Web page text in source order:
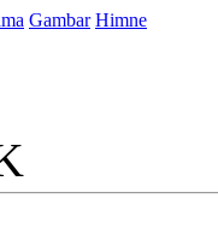
Gambar Himne